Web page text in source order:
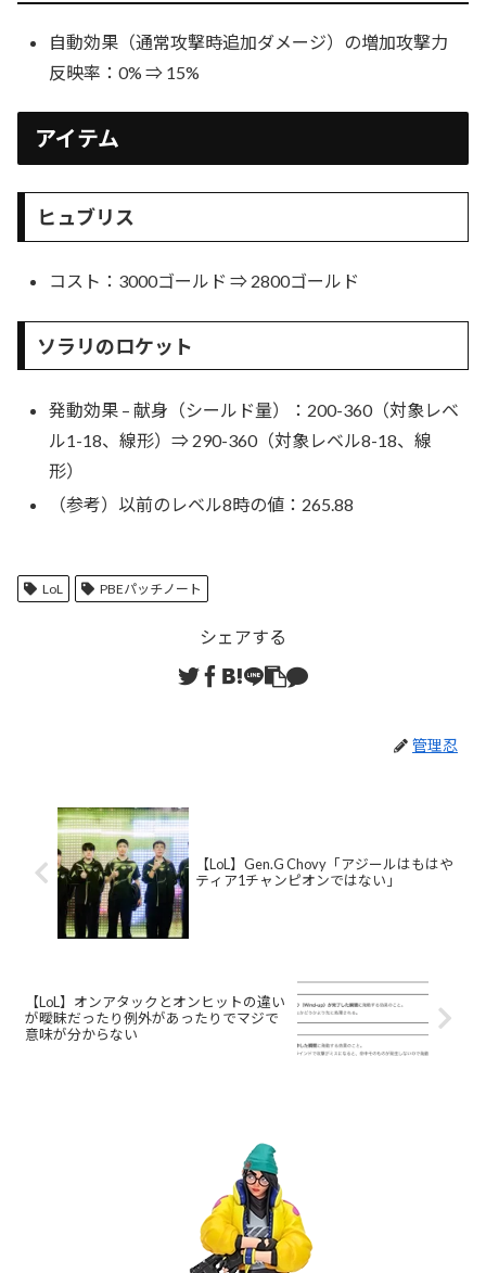
自動効果（通常攻撃時追加ダメージ）の増加攻撃力
反映率：0% ⇒ 15%
アイテム
ヒュブリス
コスト：3000ゴールド ⇒ 2800ゴールド
ソラリのロケット
発動効果 – 献身（シールド量）：200-360（対象レベ
ル1-18、線形）⇒ 290-360（対象レベル8-18、線
形）
（参考）以前のレベル8時の値：265.88
LoL PBEパッチノート
シェアする
管理忍
【LoL】Gen.G Chovy「アジールはもはや
ティア1チャンピオンではない」
【LoL】オンアタックとオンヒットの違い
が曖昧だったり例外があったりでマジで
意味が分からない